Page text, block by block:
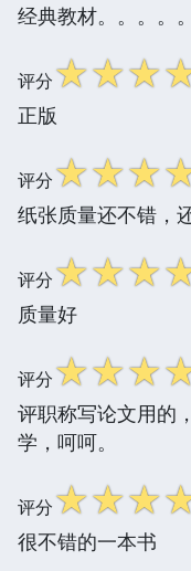
经典教材。。。。。
评分☆☆☆
正版
评分☆☆☆
纸张质量还不错，
评分☆☆☆
质量好
评分☆☆☆
评职称写论文用的
学，呵呵。
评分☆☆☆
很不错的一本书